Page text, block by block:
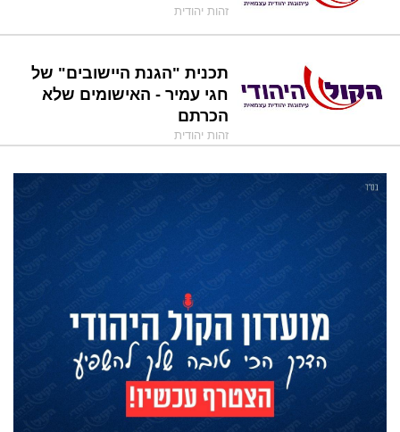
זהות יהודית
תכנית "הגנת היישובים" של
חגי עמיר - האישומים שלא
הכרתם
זהות יהודית